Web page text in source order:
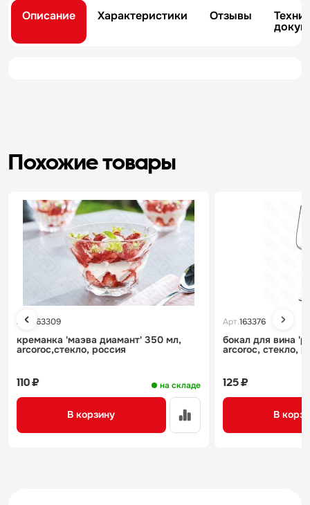
Описание Характеристики Отзывы
Похожие товары
Арт. 163309
креманка 'маэва диамант' 350 мл,
arcoroc,стекло, россия
на складе
110 ₽
В корзину
Арт.163376
бокал для вина
arcoroc, стекло,
125 ₽
В